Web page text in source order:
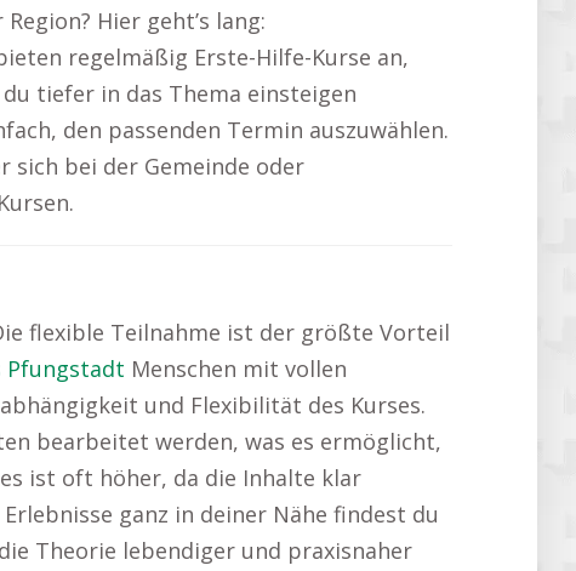
Hier geht’s lang:
regelmäßig Erste-Hilfe-Kurse an,
tiefer in das Thema einsteigen
den passenden Termin auszuwählen.
sich bei der Gemeinde oder
flexible Teilnahme ist der größte Vorteil
Pfungstadt Menschen mit vollen
und Flexibilität des Kurses.
bearbeitet werden, was es ermöglicht,
ist oft höher, da die Inhalte klar
ganz in deiner Nähe findest du
Theorie lebendiger und praxisnaher